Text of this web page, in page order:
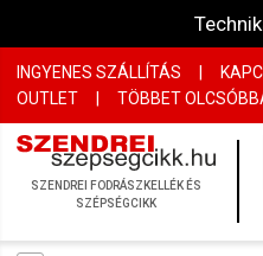
INGYENES SZÁLLÍTÁS
OUTLET
| TÖBBET
SZENDREI FODRÁSZKELLÉK ÉS
SZÉPSÉGCIKK